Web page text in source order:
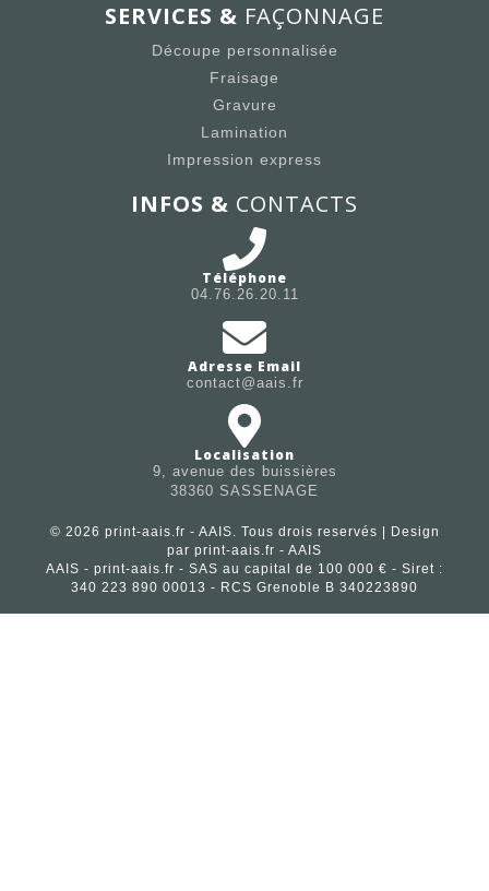
SERVICES & FAÇONNAGE
Découpe personnalisée
Fraisage
Gravure
Lamination
Impression express
INFOS & CONTACTS
Téléphone
04.76.26.20.11
Adresse Email
contact@aais.fr
Localisation
9, avenue des buissières
38360 SASSENAGE
© 2026 print-aais.fr - AAIS. Tous drois reservés | Design
par print-aais.fr - AAIS
AAIS - print-aais.fr - SAS au capital de 100 000 € - Siret :
340 223 890 00013 - RCS Grenoble B 340223890